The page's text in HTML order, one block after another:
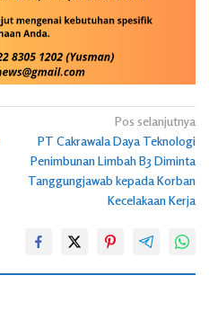
Pos selanjutnya
PT Cakrawala Daya Teknologi
Penimbunan Limbah B3 Diminta
Tanggungjawab kepada Korban
Kecelakaan Kerja